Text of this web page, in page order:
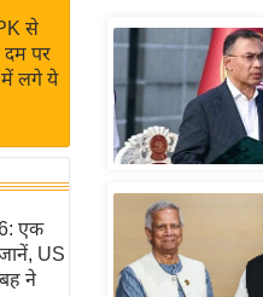
से
पर
में लगे ये
एक
US
ने